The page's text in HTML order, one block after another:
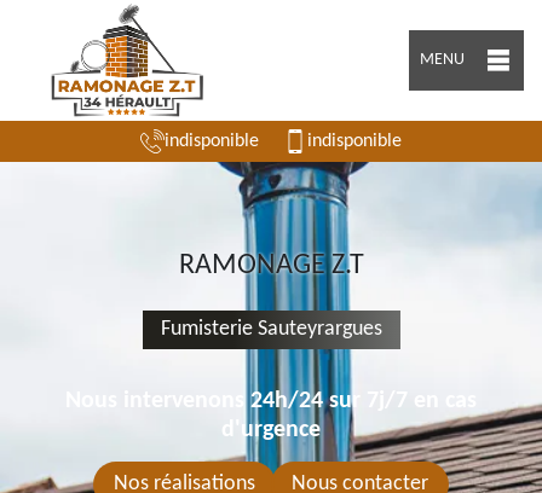
MENU
indisponible indisponible
RAMONAGE Z.T
Fumisterie Sauteyrargues
Nous intervenons 24h/24 sur 7j/7 en cas
d'urgence
Nos réalisations Nous contacter